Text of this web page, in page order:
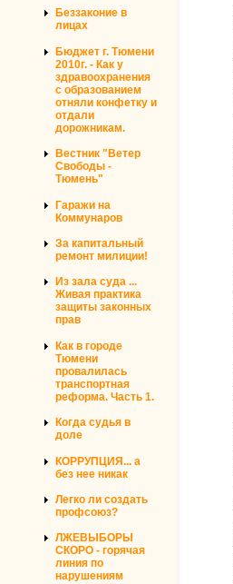
Беззаконие в
лицах
Бюджет г. Тюмени
2010г. - Как у
здравоохранения
с образованием
отняли конфетку и
отдали
дорожникам.
Вестник "Ветер
Свободы -
Тюмень"
Гаражи на
Коммунаров
За капитальный
ремонт милиции!
Из зала суда ...
Живая практика
защиты законных
прав
Как в городе
Тюмени
провалилась
транспортная
реформа. Часть 1.
Когда судья в
доле
КОРРУПЦИЯ... а
без нее никак
Легко ли создать
профсоюз?
ЛЖЕВЫБОРЫ
СКОРО - горячая
линия по
нарушениям